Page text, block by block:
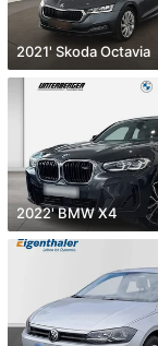
2021' Skoda Octavia
2022' BMW X4